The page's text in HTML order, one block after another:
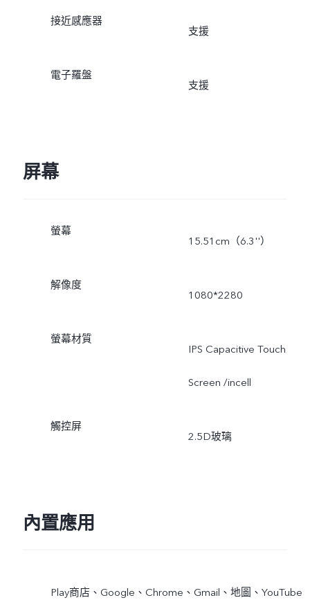
接近感應器
支援
電子羅盤
支援
屏幕
螢幕
15.51cm（6.3''）
解像度
1080*2280
螢幕材質
IPS Capacitive Touch
Screen /incell
觸控屏
2.5D玻璃
內置應用
Play商店、Google、Chrome、Gmail、地圖、YouTube